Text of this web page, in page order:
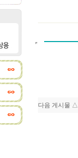
다음 게시물 △